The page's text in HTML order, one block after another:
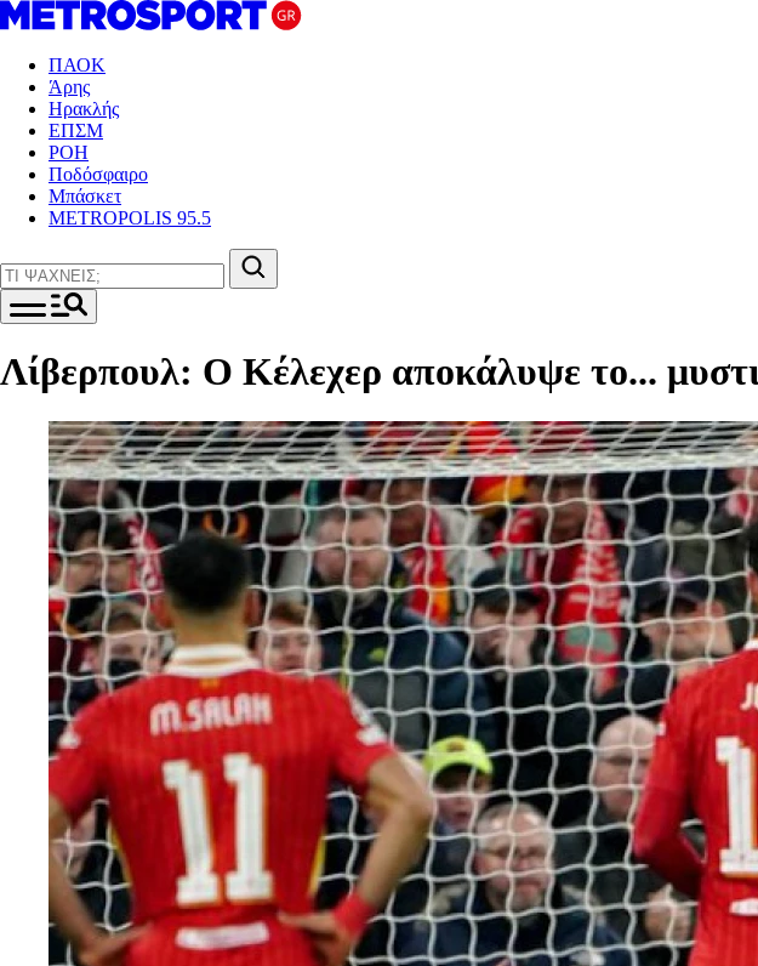
ΠΑΟΚ
Άρης
Ηρακλής
ΕΠΣΜ
ΡΟΗ
Ποδόσφαιρο
Μπάσκετ
METROPOLIS 95.5
Λίβερπουλ: Ο Κέλεχερ αποκάλυψε το...